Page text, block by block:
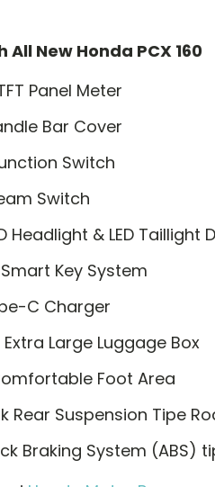
New Honda PCX 160
Panel Meter
Bar Cover
Switch
Switch
Headlight & LED Taillight
Key System
C Charger
Extra Large Luggage Box
Foot Area
Rear Suspension Tipe
Braking System (ABS)